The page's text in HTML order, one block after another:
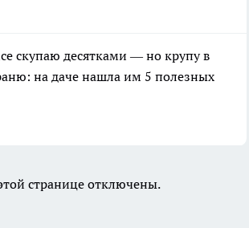
скупаю десятками — но крупу в
на даче нашла им 5 полезных
странице отключены.